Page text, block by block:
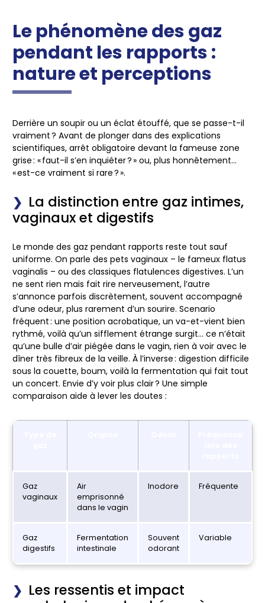
Le phénomène des gaz
pendant les rapports :
nature et perceptions
Derrière un soupir ou un éclat étouffé, que se passe-t-il
vraiment ? Avant de plonger dans des explications
scientifiques, arrêt obligatoire devant la fameuse zone
grise : « faut-il s’en inquiéter ? » ou, plus honnêtement…
« est-ce vraiment si rare ? ».
La distinction entre gaz intimes,
vaginaux et digestifs
Le monde des gaz pendant rapports reste tout sauf
uniforme. On parle des pets vaginaux – le fameux flatus
vaginalis – ou des classiques flatulences digestives. L’un
ne sent rien mais fait rire nerveusement, l’autre
s’annonce parfois discrètement, souvent accompagné
d’une odeur, plus rarement d’un sourire. Scenario
fréquent : une position acrobatique, un va-et-vient bien
rythmé, voilà qu’un sifflement étrange surgit… ce n’était
qu’une bulle d’air piégée dans le vagin, rien à voir avec le
dîner très fibreux de la veille. À l’inverse : digestion difficile
sous la couette, boum, voilà la fermentation qui fait tout
un concert. Envie d’y voir plus clair ? Une simple
comparaison aide à lever les doutes :
Gaz
vaginaux
Air
emprisonné
dans le vagin
Inodore Fréquente
Gaz
digestifs
Fermentation
intestinale
Souvent
odorant
Variable
Les ressentis et impact